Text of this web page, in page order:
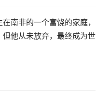
南非的一个富饶的家庭，
他从未放弃，最终成为世